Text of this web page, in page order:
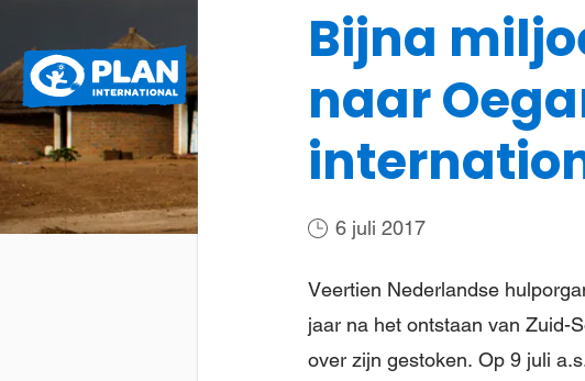
International
Wat we doen Steun
Bijna
naar
6 juli 2017
Veertien Nederlandse
jaar na het ontstaan van Zuid-
over zijn gestoken. Op 9 juli